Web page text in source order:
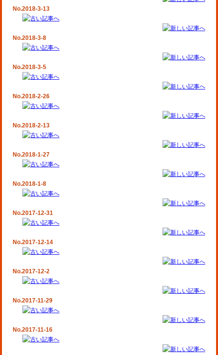
No.2018-3-13
No.2018-3-8
No.2018-3-5
No.2018-2-26
No.2018-2-13
No.2018-1-27
No.2018-1-8
No.2017-12-31
No.2017-12-14
No.2017-12-2
No.2017-11-29
No.2017-11-16